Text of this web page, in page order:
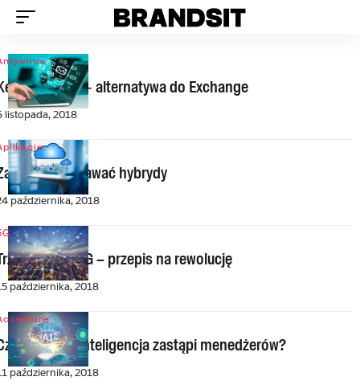
Connect ‑ alternatywa do Exchange
listopada, 2018
sprzedawać hybrydy
października, 2018
kroki do 5G – przepis na rewolucję
października, 2018
sztuczna inteligencja zastąpi menedżerów?
października, 2018